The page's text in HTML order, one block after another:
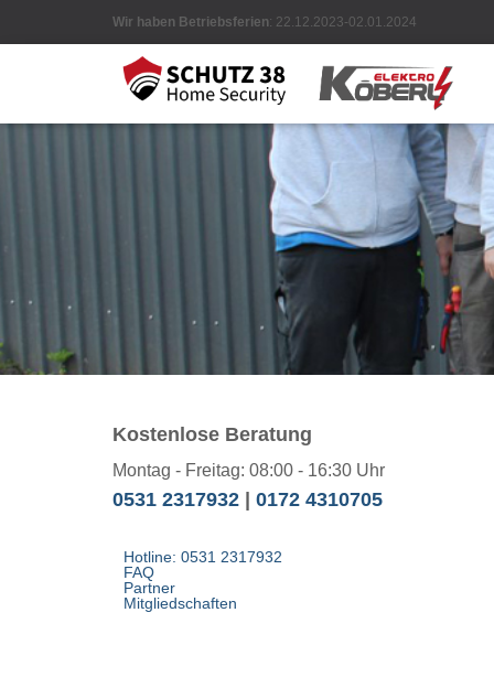
Wir haben Betriebsferien: 22.12.2023-02.01.2024
Kostenlose Beratung
Montag - Freitag: 08:00 - 16:30 Uhr
0531 2317932 0172 4310705
Hotline: 0531 2317932
FAQ
Partner
Mitgliedschaften